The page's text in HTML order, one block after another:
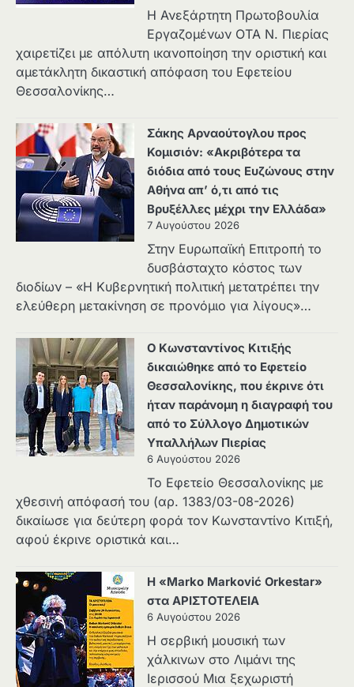
Η Ανεξάρτητη Πρωτοβουλία
Εργαζομένων ΟΤΑ Ν. Πιερίας
χαιρετίζει με απόλυτη ικανοποίηση την οριστική και
αμετάκλητη δικαστική απόφαση του Εφετείου
Θεσσαλονίκης…
Σάκης Αρναούτογλου προς
Κομισιόν: «Ακριβότερα τα
διόδια από τους Ευζώνους στην
Αθήνα απ’ ό,τι από τις
Βρυξέλλες μέχρι την Ελλάδα»
7 Αυγούστου 2026
Στην Ευρωπαϊκή Επιτροπή το
δυσβάσταχτο κόστος των
διοδίων – «Η Κυβερνητική πολιτική μετατρέπει την
ελεύθερη μετακίνηση σε προνόμιο για λίγους»…
Ο Κωνσταντίνος Κιτιξής
δικαιώθηκε από το Εφετείο
Θεσσαλονίκης, που έκρινε ότι
ήταν παράνομη η διαγραφή του
από το Σύλλογο Δημοτικών
Υπαλλήλων Πιερίας
6 Αυγούστου 2026
Το Εφετείο Θεσσαλονίκης με
χθεσινή απόφασή του (αρ. 1383/03-08-2026)
δικαίωσε για δεύτερη φορά τον Κωνσταντίνο Κιτιξή,
αφού έκρινε οριστικά και…
Η «Marko Marković Orkestar»
στα ΑΡΙΣΤΟΤΕΛΕΙΑ
6 Αυγούστου 2026
Η σερβική μουσική των
χάλκινων στο Λιμάνι της
Ιερισσού Μια ξεχωριστή